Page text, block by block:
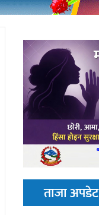
ताजा अपडेट